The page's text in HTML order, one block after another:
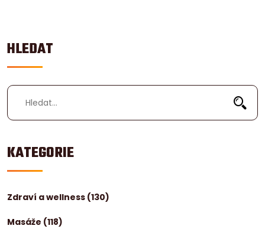
HLEDAT
KATEGORIE
Zdraví a wellness (130)
Masáže (118)